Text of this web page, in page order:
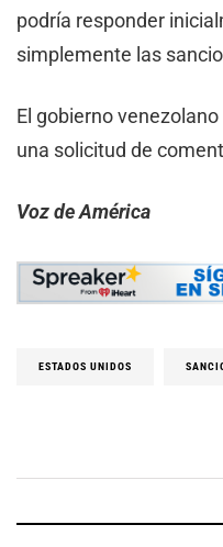
podría responder
simplemente las
El gobierno
una solicitud de
Voz de América
ESTADOS UNIDOS